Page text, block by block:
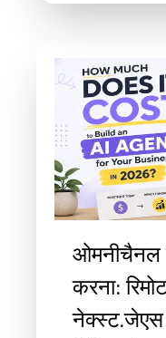
ओमनीचैनल
करना:
नेक्स्ट.जेएस